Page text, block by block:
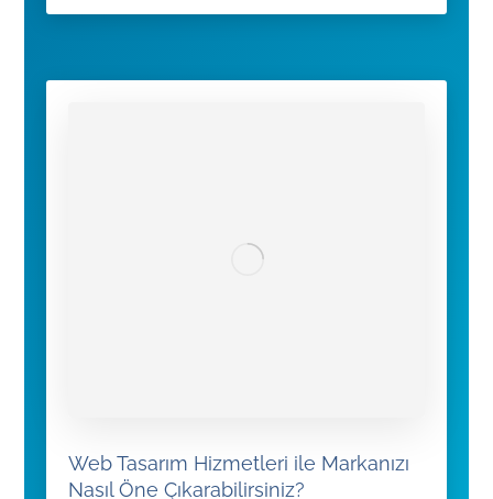
Web Tasarım Hizmetleri ile Markanızı
Nasıl Öne Çıkarabilirsiniz?